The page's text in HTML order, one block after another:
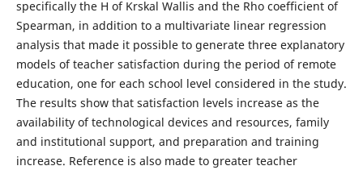
specifically the H of Krskal Wallis and the Rho coefficient of
Spearman, in addition to a multivariate linear regression
analysis that made it possible to generate three explanatory
models of teacher satisfaction during the period of remote
education, one for each school level considered in the study.
The results show that satisfaction levels increase as the
availability of technological devices and resources, family
and institutional support, and preparation and training
increase. Reference is also made to greater teacher